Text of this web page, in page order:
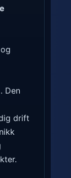
Den
drift